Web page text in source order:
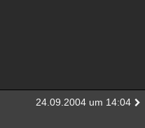
24.09.2004 um 14:04